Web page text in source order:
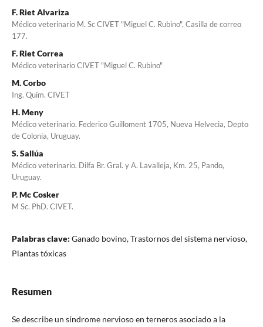
F. Riet Alvariza
Médico veterinario M. Sc CIVET "Miguel C. Rubino", Casilla de correo
177.
F. Riet Correa
Médico veterinario CIVET "Miguel C. Rubino"
M. Corbo
Ing. Quím. CIVET
H. Meny
Médico veterinario. Federico Guilloment 1705, Nueva Helvecia, Depto
de Colonia, Uruguay.
S. Sallúa
Médico veterinario. Dilfa Br. Gral. y A. Lavalleja, Km. 25, Pando,
Uruguay.
P. Mc Cosker
M Sc. PhD. CIVET.
Palabras clave: Ganado bovino, Trastornos del sistema nervioso,
Plantas tóxicas
Resumen
Se describe un síndrome nervioso en terneros asociado a la